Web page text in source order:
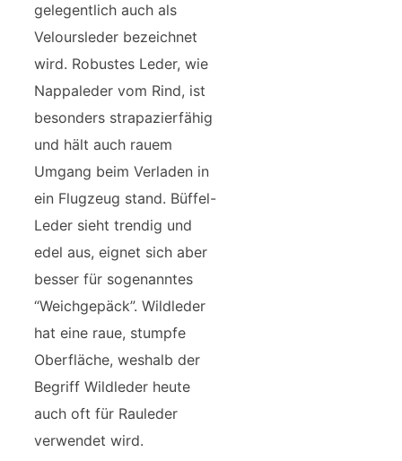
gelegentlich auch als
Veloursleder bezeichnet
wird. Robustes Leder, wie
Nappaleder vom Rind, ist
besonders strapazierfähig
und hält auch rauem
Umgang beim Verladen in
ein Flugzeug stand. Büffel-
Leder sieht trendig und
edel aus, eignet sich aber
besser für sogenanntes
“Weichgepäck”. Wildleder
hat eine raue, stumpfe
Oberfläche, weshalb der
Begriff Wildleder heute
auch oft für Rauleder
verwendet wird.